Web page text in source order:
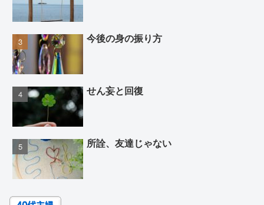
今後の身の振り方
せん妄と回復
所詮、友達じゃない